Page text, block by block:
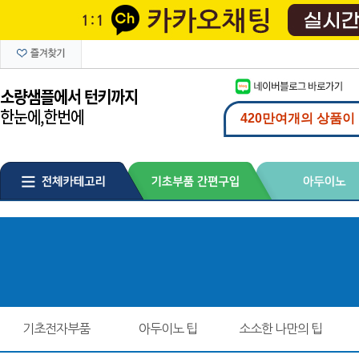
기초전자부품 아두이노 팁 소소한 나만의 팁